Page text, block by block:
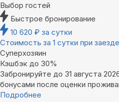
Выбор гостей
Быстрое бронирование
10 620 ₽ за сутки
Стоимость за 1 сутки при
Суперхозяин
Кэшбэк до 30%
Забронируйте до 31 августа
бонусами после оценки
Подробнее